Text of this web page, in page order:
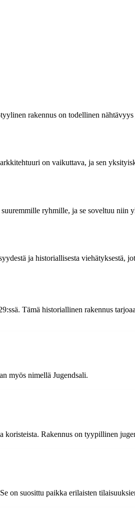
rakennus on todellinen
on vaikuttava, ja sen
ryhmille, ja se soveltuu
ja historiallisesta viehätyksestä,
Tämä historiallinen rakennus
myös nimellä Jugendsali.
koristeista. Rakennus on tyypillinen
on suosittu paikka erilaisten